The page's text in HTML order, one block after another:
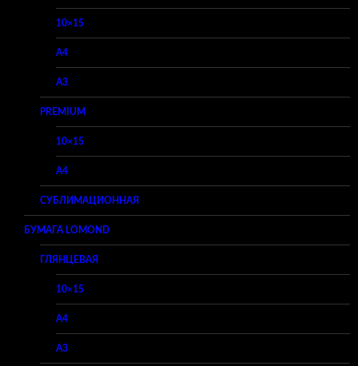
10×15
A4
A3
PREMIUM
10×15
A4
СУБЛИМАЦИОННАЯ
БУМАГА LOMOND
ГЛЯНЦЕВАЯ
10×15
A4
A3